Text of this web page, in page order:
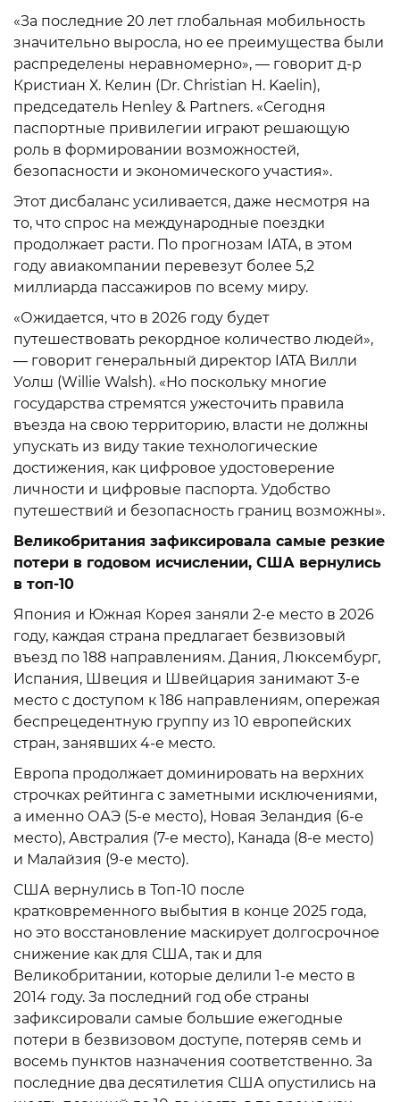
«За последние 20 лет глобальная мобильность
значительно выросла, но ее преимущества были
распределены неравномерно», — говорит д-р
Кристиан Х. Келин (Dr. Christian H. Kaelin),
председатель Henley & Partners. «Сегодня
паспортные привилегии играют решающую
роль в формировании возможностей,
безопасности и экономического участия».
Этот дисбаланс усиливается, даже несмотря на
то, что спрос на международные поездки
продолжает расти. По прогнозам IATA, в этом
году авиакомпании перевезут более 5,2
миллиарда пассажиров по всему миру.
«Ожидается, что в 2026 году будет
путешествовать рекордное количество людей»,
— говорит генеральный директор IATA Вилли
Уолш (Willie Walsh). «Но поскольку многие
государства стремятся ужесточить правила
въезда на свою территорию, власти не должны
упускать из виду такие технологические
достижения, как цифровое удостоверение
личности и цифровые паспорта. Удобство
путешествий и безопасность границ возможны».
Великобритания зафиксировала самые резкие
потери в годовом исчислении, США вернулись
в топ-10
Япония и Южная Корея заняли 2-е место в 2026
году, каждая страна предлагает безвизовый
въезд по 188 направлениям. Дания, Люксембург,
Испания, Швеция и Швейцария занимают 3-е
место с доступом к 186 направлениям, опережая
беспрецедентную группу из 10 европейских
стран, занявших 4-е место.
Европа продолжает доминировать на верхних
строчках рейтинга с заметными исключениями,
а именно ОАЭ (5-е место), Новая Зеландия (6-е
место), Австралия (7-е место), Канада (8-е место)
и Малайзия (9-е место).
США вернулись в Топ-10 после
кратковременного выбытия в конце 2025 года,
но это восстановление маскирует долгосрочное
снижение как для США, так и для
Великобритании, которые делили 1-е место в
2014 году. За последний год обе страны
зафиксировали самые большие ежегодные
потери в безвизовом доступе, потеряв семь и
восемь пунктов назначения соответственно. За
последние два десятилетия США опустились на